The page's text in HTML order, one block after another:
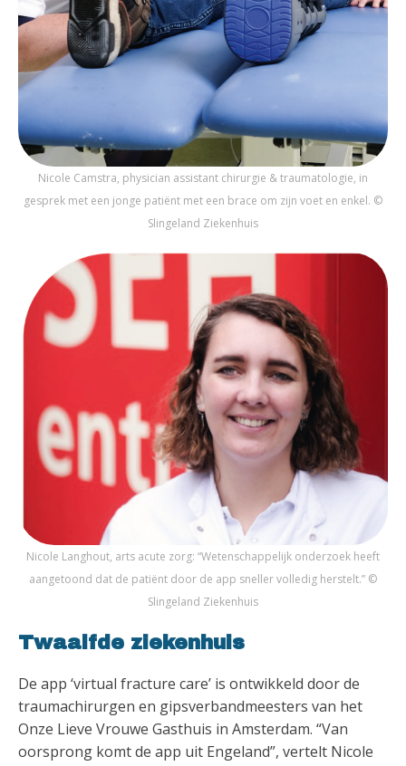
Nicole Camstra, physician assistant chirurgie & traumatologie, in
gesprek met een jonge patiënt met een brace om zijn voet en enkel. ©
Slingeland Ziekenhuis
Nicole Langhout, arts acute zorg: “Wetenschappelijk onderzoek heeft
aangetoond dat de patiënt door de app sneller volledig herstelt.” ©
Slingeland Ziekenhuis
Twaalfde ziekenhuis
De app ‘virtual fracture care’ is ontwikkeld door de
traumachirurgen en gipsverbandmeesters van het
Onze Lieve Vrouwe Gasthuis in Amsterdam. “Van
oorsprong komt de app uit Engeland”, vertelt Nicole